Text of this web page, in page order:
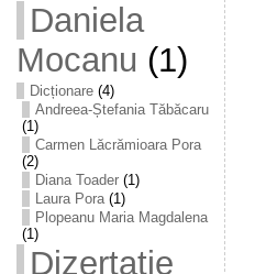
Daniela
Mocanu (1)
Dicționare(4)
Andreea-Ștefania Tăbăcaru
(1)
Carmen Lăcrămioara Pora
(2)
Diana Toader(1)
Laura Pora(1)
Plopeanu Maria Magdalena
(1)
Dizertaţie